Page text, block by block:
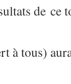
de
à tous)